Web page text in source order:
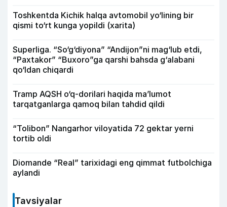
Toshkentda Kichik halqa avtomobil yo‘lining bir
qismi to‘rt kunga yopildi (xarita)
Superliga. “So‘g‘diyona” “Andijon”ni mag‘lub etdi,
“Paxtakor” “Buxoro”ga qarshi bahsda g‘alabani
qo‘ldan chiqardi
Tramp AQSH o‘q-dorilari haqida ma’lumot
tarqatganlarga qamoq bilan tahdid qildi
“Tolibon” Nangarhor viloyatida 72 gektar yerni
tortib oldi
Diomande “Real” tarixidagi eng qimmat futbolchiga
aylandi
Tavsiyalar